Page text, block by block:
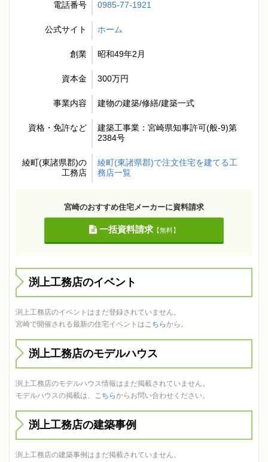
電話番号 0985-77-1921
公式サイト ホーム
創業 昭和49年2月
資本金 300万円
事業内容 建物の建築/修繕/建築一式
資格・免許など
建築工事業：宮崎県知事許可(般-9)第
2384号
綾町(東諸県郡)の
工務店
綾町(東諸県郡)で注文住宅を建てる工
務店一覧
宮崎のおすすめ住宅メーカーに資料請求
一括資料請求【無料】
渕上工務店のイベント
渕上工務店のイベントはまだ登録されていません。
宮崎で開催される最新の住宅イベントはこちらから。
渕上工務店のモデルハウス
渕上工務店のモデルハウス情報はまだ掲載されていません。
モデルハウスの掲載は、 こちらからお問い合わせください。
渕上工務店の建築事例
渕上工務店の建築事例はまだ掲載されていません。